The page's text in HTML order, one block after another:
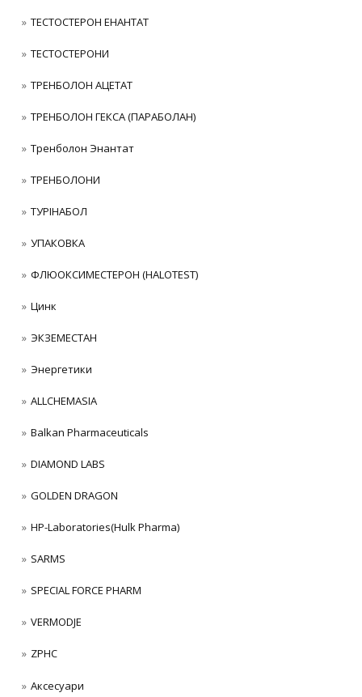
ТЕСТОСТЕРОН ЕНАНТАТ
ТЕСТОСТЕРОНИ
ТРЕНБОЛОН АЦЕТАТ
ТРЕНБОЛОН ГЕКСА (ПАРАБОЛАН)
Тренболон Энантат
ТРЕНБОЛОНИ
ТУРІНАБОЛ
УПАКОВКА
ФЛЮОКСИМЕСТЕРОН (HALOTEST)
Цинк
ЭКЗЕМЕСТАН
Энергетики
ALLCHEMASIA
Balkan Pharmaceuticals
DIAMOND LABS
GOLDEN DRAGON
HP-Laboratories(Hulk Pharma)
SARMS
SPECIAL FORCE PHARM
VERMODJE
ZPHC
Аксесуари